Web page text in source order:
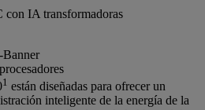
con IA transformadoras
1 están diseñadas para ofrecer un
inteligente de la energía de la